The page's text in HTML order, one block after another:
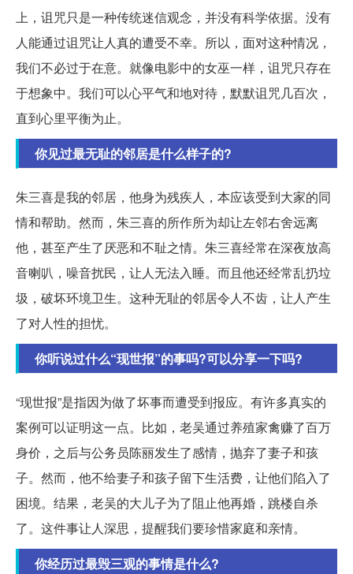
上，诅咒只是一种传统迷信观念，并没有科学依据。没有
人能通过诅咒让人真的遭受不幸。所以，面对这种情况，
我们不必过于在意。就像电影中的女巫一样，诅咒只存在
于想象中。我们可以心平气和地对待，默默诅咒几百次，
直到心里平衡为止。
你见过最无耻的邻居是什么样子的?
朱三喜是我的邻居，他身为残疾人，本应该受到大家的同
情和帮助。然而，朱三喜的所作所为却让左邻右舍远离
他，甚至产生了厌恶和不耻之情。朱三喜经常在深夜放高
音喇叭，噪音扰民，让人无法入睡。而且他还经常乱扔垃
圾，破坏环境卫生。这种无耻的邻居令人不齿，让人产生
了对人性的担忧。
你听说过什么“现世报”的事吗?可以分享一下吗?
“现世报”是指因为做了坏事而遭受到报应。有许多真实的
案例可以证明这一点。比如，老吴通过养殖家禽赚了百万
身价，之后与公务员陈丽发生了感情，抛弃了妻子和孩
子。然而，他不给妻子和孩子留下生活费，让他们陷入了
困境。结果，老吴的大儿子为了阻止他再婚，跳楼自杀
了。这件事让人深思，提醒我们要珍惜家庭和亲情。
你经历过最毁三观的事情是什么?